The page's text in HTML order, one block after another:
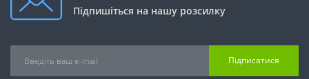
Підпишіться на нашу розсилку
Підписатися